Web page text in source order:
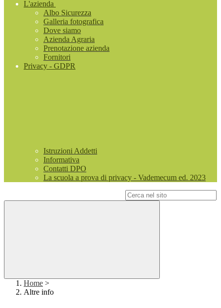
L'azienda
Albo Sicurezza
Galleria fotografica
Dove siamo
Azienda Agraria
Prenotazione azienda
Fornitori
Privacy - GDPR
Istruzioni Addetti
Informativa
Contatti DPO
La scuola a prova di privacy - Vademecum ed. 2023
Home >
Altre info